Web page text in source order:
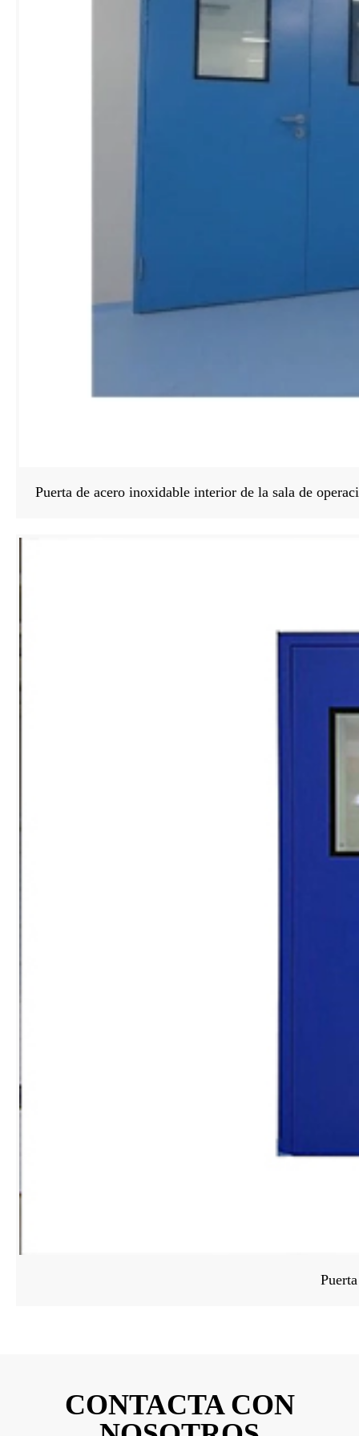
Puerta de acero inoxidable interior de la sala de
CONTACTA CON